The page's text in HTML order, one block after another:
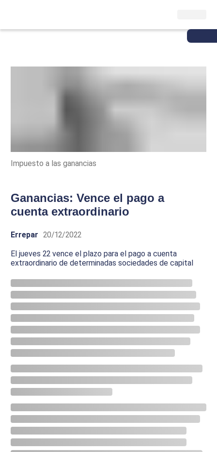
Impuesto a las ganancias
Ganancias: Vence el pago a
cuenta extraordinario
Errepar 20/12/2022
El jueves 22 vence el plazo para el pago a cuenta
extraordinario de determinadas sociedades de capital